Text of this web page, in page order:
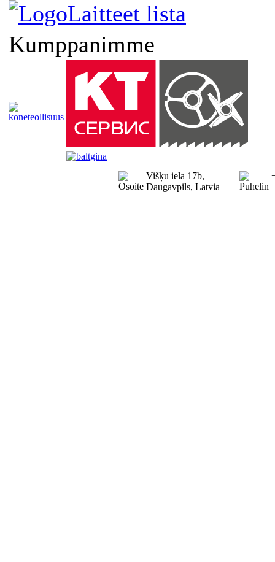
Laitteet lista
Kumppanimme
Višķu iela 17b,
Daugavpils, Latvia